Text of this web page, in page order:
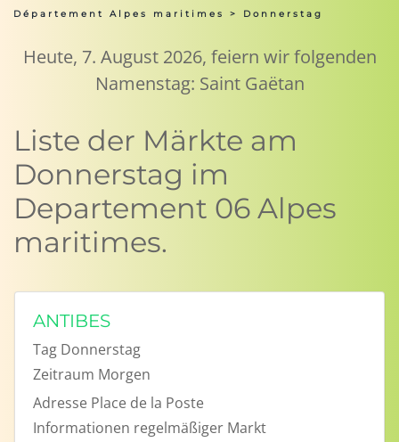
Département Alpes maritimes
> Donnerstag
Heute, 7. August 2026, feiern wir folgenden
Namenstag: Saint Gaëtan
Liste der Märkte am
Donnerstag im
Departement 06 Alpes
maritimes.
ANTIBES
Tag Donnerstag
Zeitraum Morgen
Adresse Place de la Poste
Informationen regelmäßiger Markt